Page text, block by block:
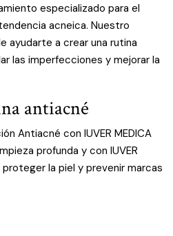
especializado para el
acneica. Nuestro
ayudarte a crear una rutina
las imperfecciones y mejorar la
antiacné
Antiacné con IUVER MEDICA
profunda y con IUVER
proteger la piel y prevenir marcas